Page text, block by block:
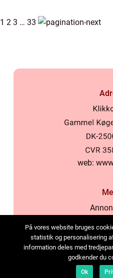
1 2 3 … 33
web:
På vores website bruges
statistik og personalisering
information deles med
godkender du
Ok